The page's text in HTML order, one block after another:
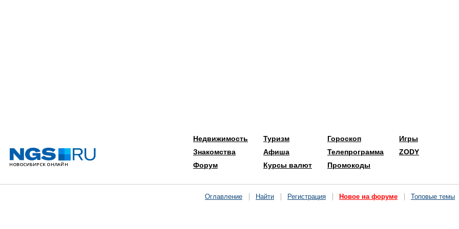
Недвижимость
Знакомства
Форум
Туризм
Афиша
Курсы валют
Гороскоп
Телепрограмма
Промокоды
Игры
ZODY
Оглавление Найти Регистрация Новое на форуме Топовые темы